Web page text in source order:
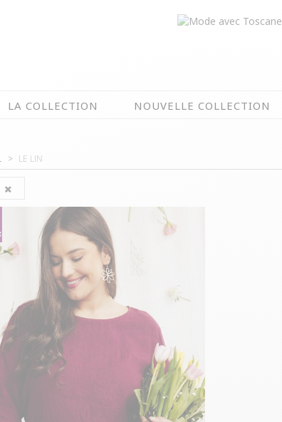
LA COLLECTION NOUVELLE COLLECTION
JUPES
PARKAS & IMPERS
MANTEAUX
LE LIN